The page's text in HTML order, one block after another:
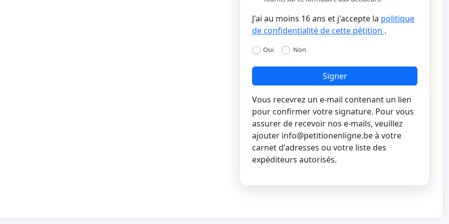
J'ai au moins 16 ans et j'accepte la politique
de confidentialité de cette pétition .
Oui Non
Signer
Vous recevrez un e-mail contenant un lien
pour confirmer votre signature. Pour vous
assurer de recevoir nos e-mails, veuillez
ajouter info@petitionenligne.beà votre
carnet d'adresses ou votre liste des
expéditeurs autorisés.